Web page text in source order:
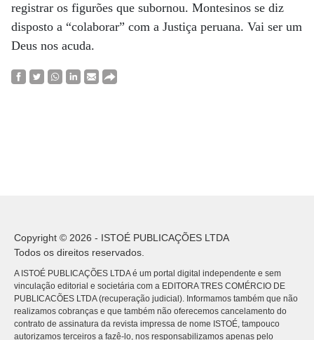
registrar os figurões que subornou. Montesinos se diz
disposto a “colaborar” com a Justiça peruana. Vai ser um
Deus nos acuda.
Copyright © 2026 - ISTOÉ PUBLICAÇÕES LTDA
Todos os direitos reservados.
A ISTOÉ PUBLICAÇÕES LTDA é um portal digital independente e sem
vinculação editorial e societária com a EDITORA TRES COMÉRCIO DE
PUBLICACÕES LTDA (recuperação judicial). Informamos também que não
realizamos cobranças e que também não oferecemos cancelamento do
contrato de assinatura da revista impressa de nome ISTOÉ, tampouco
autorizamos terceiros a fazê-lo, nos responsabilizamos apenas pelo